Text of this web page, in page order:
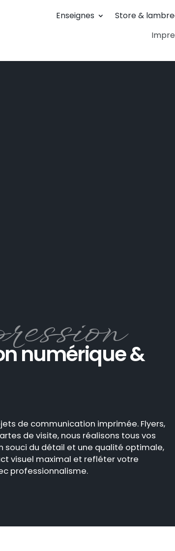
Enseignes Store &
numérique &
de communication imprimée. Flyers,
de visite, nous réalisons tous vos
souci du détail et une qualité optimale,
visuel maximal et refléter votre
professionnalisme.